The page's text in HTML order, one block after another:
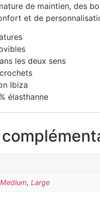
de maintien, des
et de
les deux sens
Ibiza
élasthanne
Medium, Large